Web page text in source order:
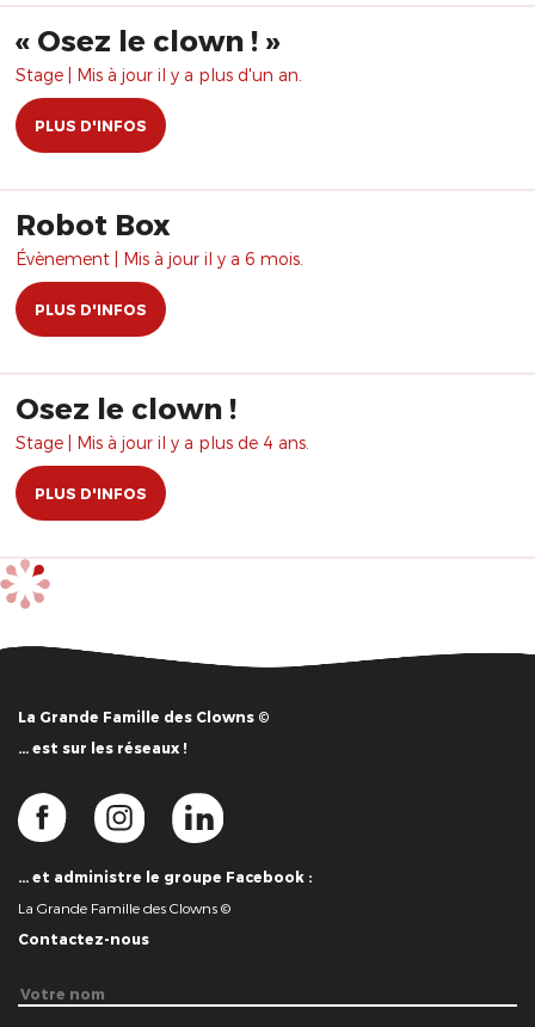
​« Osez le clown ! »
Stage | Mis à jour il y a plus d'un an.
PLUS D'INFOS
Robot Box
Évènement | Mis à jour il y a 6 mois.
PLUS D'INFOS
Osez le clown !
Stage | Mis à jour il y a plus de 4 ans.
PLUS D'INFOS
La Grande Famille des Clowns ©
… est sur les réseaux !
… et administre le groupe Facebook :
La Grande Famille des Clowns ©
Contactez-nous